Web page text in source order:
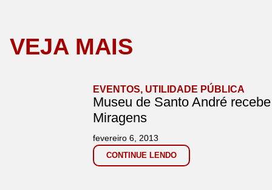
VEJA MAIS
EVENTOS, UTILIDADE PÚBLICA
Museu de Santo André
Miragens
CONTINUE LENDO
fevereiro 6, 2013